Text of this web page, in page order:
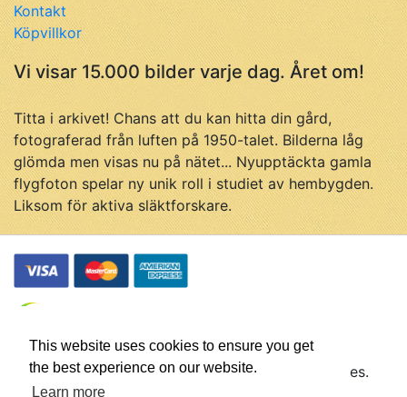
This website uses cookies to ensure you get
the best experience on our website.
Learn more
Kontakt
Köpvillkor
Vi visar 15.000 bilder varje dag. Året om!
Titta i arkivet! Chans att du kan hitta din gård,
fotograferad från luften på 1950-talet. Bilderna låg
glömda men visas nu på nätet... Nyupptäckta gamla
flygfoton spelar ny unik roll i studiet av hembygden.
Liksom för aktiva släktforskare.
© Flygfotohistoria, samtliga rättigheter förbehålles.
Företaget Flygfotohistoria drivs av